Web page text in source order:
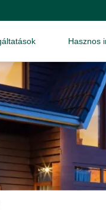
Hasznos